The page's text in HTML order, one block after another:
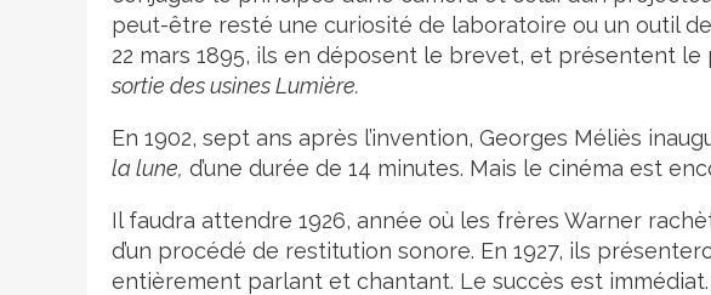
peut-être resté une curiosité de laboratoire ou un outil
22 mars 1895, ils en déposent le brevet, et présentent le
sortie des usines Lumière.
En 1902, sept ans après l’invention, Georges Méliès
la lune, d’une durée de 14 minutes. Mais le cinéma est
Il faudra attendre 1926, année où les frères Warner
d’un procédé de restitution sonore. En 1927, ils
entièrement parlant et chantant. Le succès est immédiat.